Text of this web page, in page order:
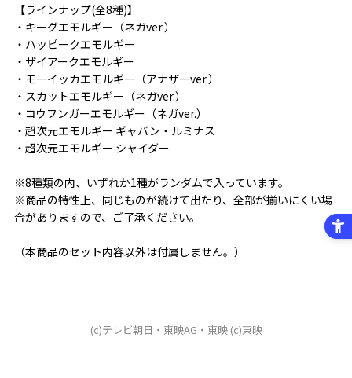
【ラインナップ(全8種)】
・キーグエモルギー（ネガver.）
・ハッピークエモルギー
・ザイアークエモルギー
・モーイッカエモルギー（アナザーver.）
・スカットエモルギー（ネガver.）
・コウフンガーエモルギー（ネガver.）
・超次元エモルギー ギャバン・ルミナス
・超次元エモルギー シャイダー
※8種類の内、いずれか1種がランダムで入っています。
※商品の特性上、同じものが続けて出たり、全部が揃いにくい場
合がありますので、ご了承ください。
（本商品のセット内容以外は付属しません。）
(c)テレビ朝日・東映AG・東映 (c)東映